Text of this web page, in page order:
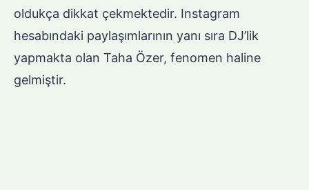
oldukça dikkat çekmektedir. Instagram
hesabındaki paylaşımlarının yanı sıra DJ’lik
yapmakta olan Taha Özer, fenomen haline
gelmiştir.